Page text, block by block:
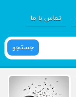
تماس با ما
جستجو